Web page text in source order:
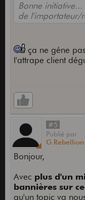
Bonne
de l'importateur/
ça ne géne
l'attrape client
#5
Publié par
G.Rebellion
Bonjour,
Avec plus d'un
bannières sur
qu'un topic va